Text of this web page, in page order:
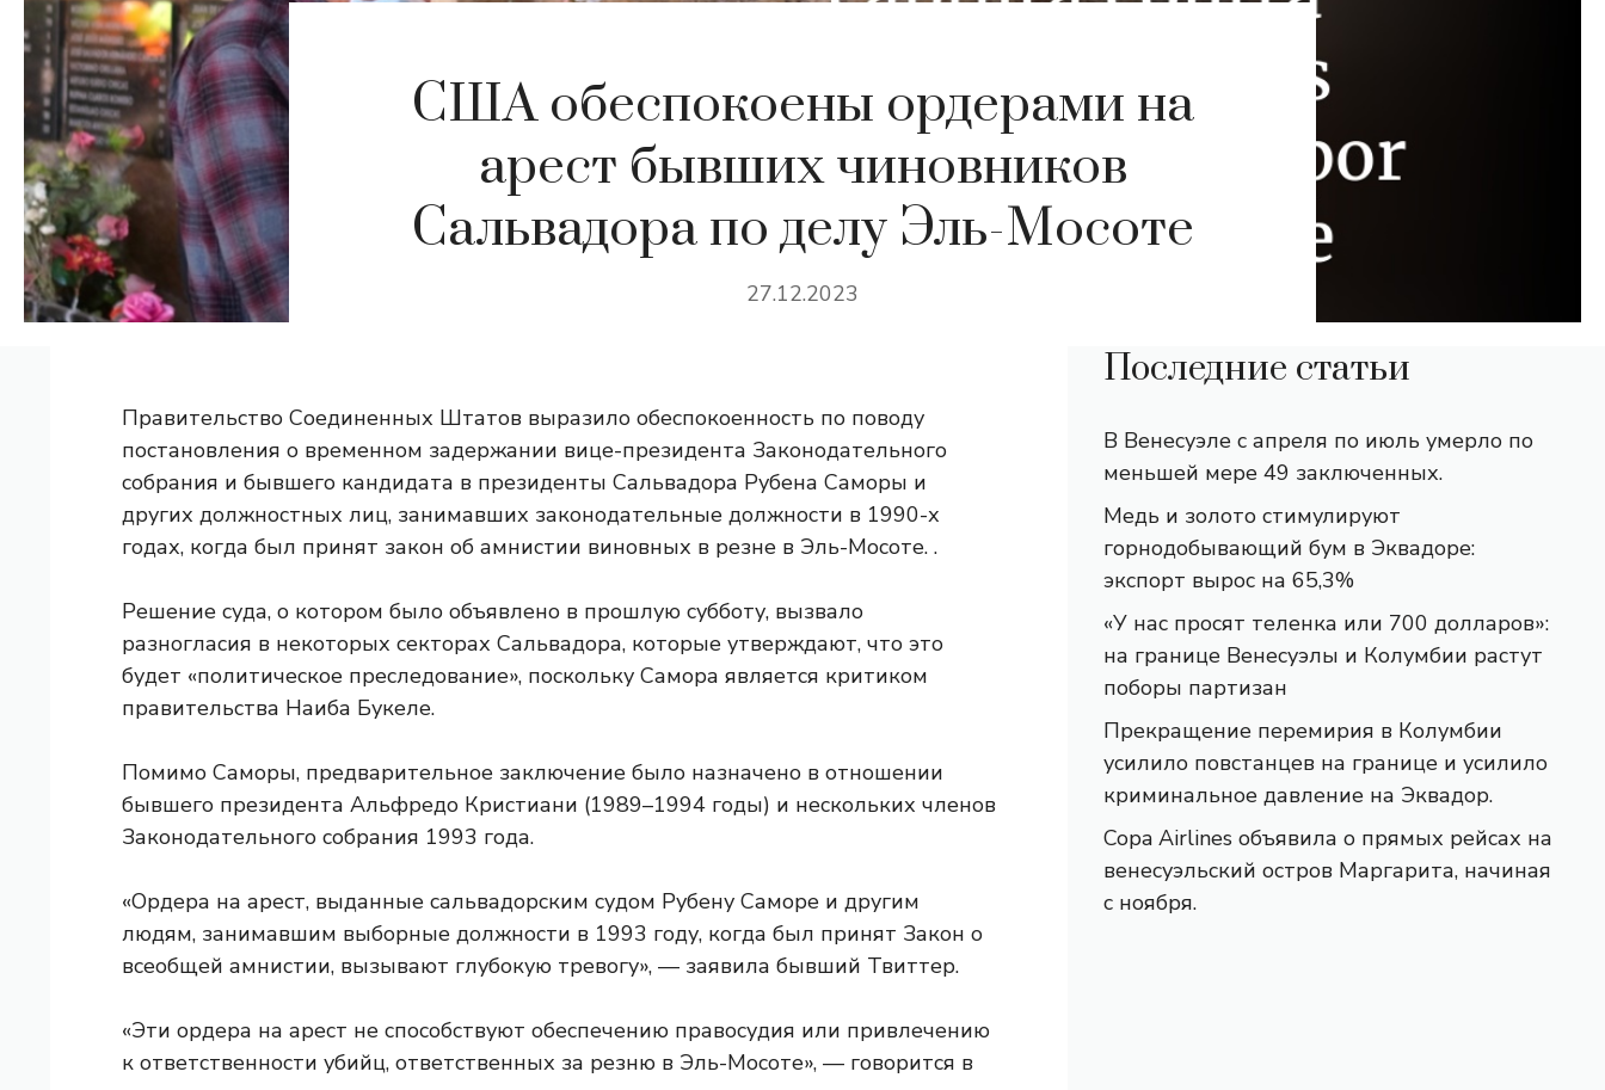
США обеспокоены ордерами на
арест бывших чиновников
Сальвадора по делу Эль-Мосоте
27.12.2023
Правительство Соединенных Штатов выразило обеспокоенность по поводу
постановления о временном задержании вице-президента Законодательного
собрания и бывшего кандидата в президенты Сальвадора Рубена Саморы и
других должностных лиц, занимавших законодательные должности в 1990-х
годах, когда был принят закон об амнистии виновных в резне в Эль-Мосоте. .
Решение суда, о котором было объявлено в прошлую субботу, вызвало
разногласия в некоторых секторах Сальвадора, которые утверждают, что это
будет «политическое преследование», поскольку Самора является критиком
правительства Наиба Букеле.
Помимо Саморы, предварительное заключение было назначено в отношении
бывшего президента Альфредо Кристиани (1989–1994 годы) и нескольких членов
Законодательного собрания 1993 года.
«Ордера на арест, выданные сальвадорским судом Рубену Саморе и другим
людям, занимавшим выборные должности в 1993 году, когда был принят Закон о
всеобщей амнистии, вызывают глубокую тревогу», — заявила бывший Твиттер.
«Эти ордера на арест не способствуют обеспечению правосудия или привлечению
к ответственности убийц, ответственных за резню в Эль-Мосоте», — говорится в
Последние статьи
В Венесуэле с апреля по июль умерло по
меньшей мере 49 заключенных.
Медь и золото стимулируют
горнодобывающий бум в Эквадоре:
экспорт вырос на 65,3%
«У нас просят теленка или 700 долларов»:
на границе Венесуэлы и Колумбии растут
поборы партизан
Прекращение перемирия в Колумбии
усилило повстанцев на границе и усилило
криминальное давление на Эквадор.
Copa Airlines объявила о прямых рейсах на
венесуэльский остров Маргарита, начиная
с ноября.